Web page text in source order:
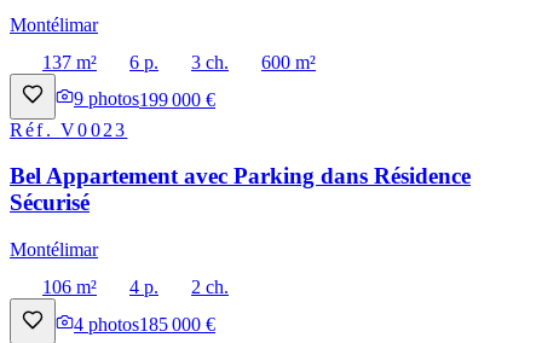
Montélimar
137 m²
6 p. 3 ch.
600 m²
9 photos199 000 €
Réf.V0023
Bel Appartement avec Parking dans Résidence
Sécurisé
Montélimar
106 m²
4 p.
2 ch.
4 photos185 000 €